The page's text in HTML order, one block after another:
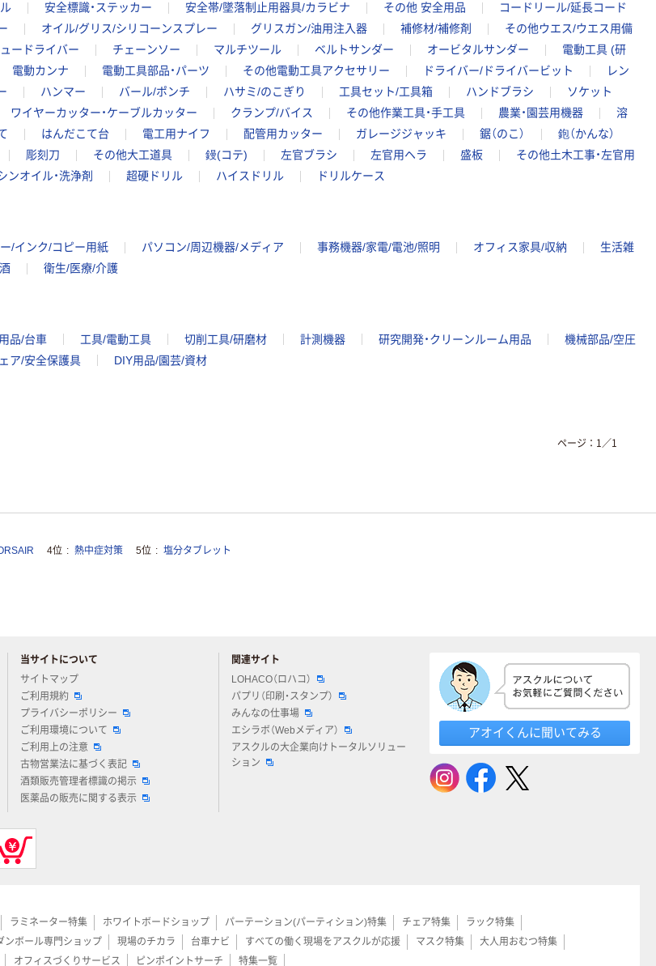
安全標識・ステッカー 安全帯/墜落制止用器具/カラビナ その他 安全用品
コードリール/延長コード
オイル/グリス/シリコーンスプレー グリスガン/油用注入器 補修材/補修剤
その他ウエス/ウエス用備
ードライバー チェーンソー マルチツール ベルトサンダー オービタルサンダー
電動工具 (研
電動カンナ 電動工具部品・パーツ その他電動工具アクセサリー ドライバー/ドライバービット
レン
ハンマー バール/ポンチ ハサミ/のこぎり 工具セット/工具箱 ハンドブラシ
ソケット
ワイヤーカッター・ケーブルカッター クランプ/バイス その他作業工具・手工具 農業・園芸用機器
溶
はんだこて台 電工用ナイフ 配管用カッター ガレージジャッキ 鋸（のこ）
鉋（かんな）
彫刻刀 その他大工道具 鏝(コテ) 左官ブラシ 左官用ヘラ 盛板
その他土木工事・左官用
ンオイル・洗浄剤 超硬ドリル ハイスドリル ドリルケース
ー/インク/コピー用紙 パソコン/周辺機器/メディア 事務機器/家電/電池/照明 オフィス家具/収納
生活雑
衛生/医療/介護
品/台車 工具/電動工具 切削工具/研磨材 計測機器 研究開発・クリーンルーム用品
機械部品/空圧
ア/安全保護具 DIY用品/園芸/資材
ページ： 1 ／1
4位 熱中症対策 5位 塩分タブレット
当サイトについて
サイトマップ
ご利用規約
プライバシーポリシー
ご利用環境について
ご利用上の注意
古物営業法に基づく表記
酒類販売管理者標識の掲示
医薬品の販売に関する表示
関連サイト
LOHACO（ロハコ）
パプリ（印刷・スタンプ）
みんなの仕事場
エシラボ（Webメディア）
アスクルの大企業向けトータルソリュー
ション
アオイくんに聞いてみる
ラミネーター特集 ホワイトボードショップ パーテーション(パーティション)特集 チェア特集
ラック特集
ンボール専門ショップ 現場のチカラ 台車ナビ すべての働く現場をアスクルが応援 マスク特集
大人用おむつ特集
オフィスづくりサービス ピンポイントサーチ 特集一覧